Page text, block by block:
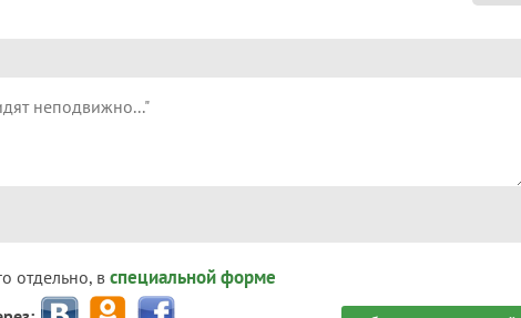
отдельно, в специальной форме